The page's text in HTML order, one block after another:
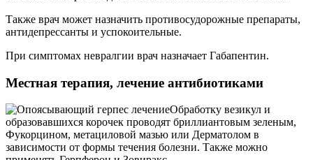
Также врач может назначить противосудорожные препараты,
антидепрессанты и успокоительные.
При симптомах невралгии врач назначает Габапентин.
Местная терапия, лечение антибиотиками
Обработку везикул и
образовавшихся корочек проводят бриллиантовым зеленым,
Фукорцином, метациловой мазью или Дерматолом в
зависимости от формы течения болезни. Также можно